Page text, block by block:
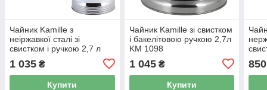
Чайник Kamille з
неіржавкої сталі зі
свистком і ручкою 2,7 л
1 035 ₴
Купити
Чайник Kamille зі свистком
і бакелітовою ручкою 2,7л
KM 1098
1 045₴
Купити
850